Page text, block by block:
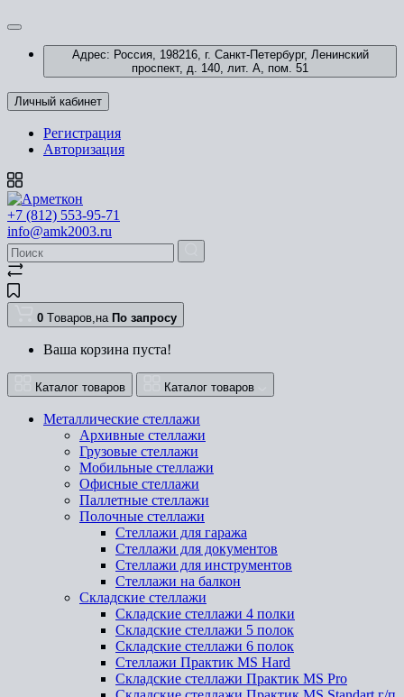
Адрес: Россия, 198216, г. Санкт-Петербург, Ленинский
проспект, д. 140, лит. А, пом. 51
Личный кабинет
Регистрация
Авторизация
+7 (812) 553-95-71
info@amk2003.ru
0 Tоваров,на По запросу
Ваша корзина пуста!
Каталог товаров Каталог товаров
Металлические стеллажи
Архивные стеллажи
Грузовые стеллажи
Мобильные стеллажи
Офисные стеллажи
Паллетные стеллажи
Полочные стеллажи
Стеллажи для гаража
Стеллажи для документов
Стеллажи для инструментов
Стеллажи на балкон
Складские стеллажи
Складские стеллажи 4 полки
Складские стеллажи 5 полок
Складские стеллажи 6 полок
Стеллажи Практик MS Hard
Складские стеллажи Практик MS Pro